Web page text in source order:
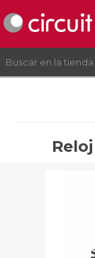
INICIAR SESIÓN